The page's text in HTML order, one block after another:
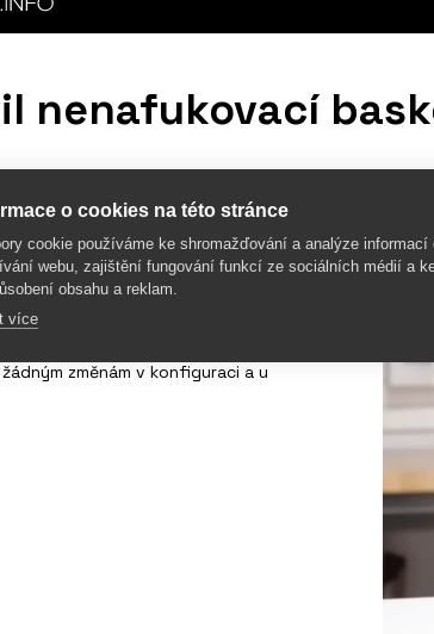
nenafukovací
míče bez vzduchu. Míč vytištěný
specifikacím běžného
a odskoku. Na rozdíl od
není třeba nafukovat. Míč vznikl v
dodavatelem míčů pro NBA ligu a
změnám v konfiguraci a u
o cookies na této stránce
cookie používáme ke shromažďování a analýze informací
webu, zajištění fungování funkcí ze sociálních médií a
obsahu a reklam.
více